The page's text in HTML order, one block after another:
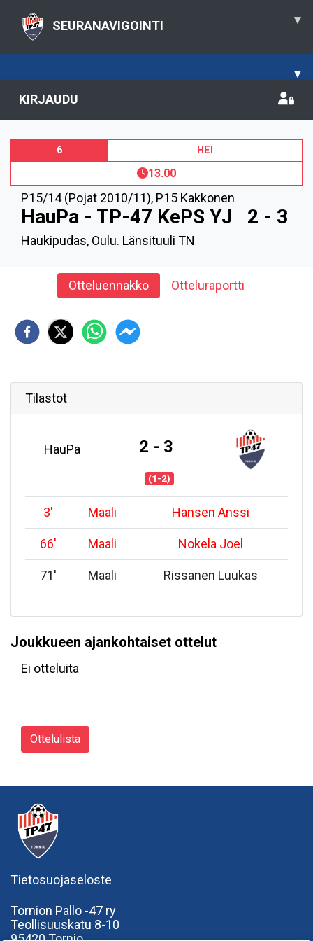
SEURANAVIGOINTI ▾
▾
KIRJAUDU
6 HEI
13.00
P15/14 (Pojat 2010/11), P15 Kakkonen
HauPa - TP-47 KePS YJ 2 - 3
Haukipudas, Oulu. Länsituuli TN
Otteluennakko Otteluraportti
Tilastot
HauPa 2 - 3
(1-2)
3' Maali Hansen Anssi
66' Maali Nokela Joel
71' Maali Rissanen Luukas
Joukkueen ajankohtaiset ottelut
Ei otteluita
Ottelulista
Tietosuojaseloste
Tornion Pallo -47 ry
Teollisuuskatu 8-10